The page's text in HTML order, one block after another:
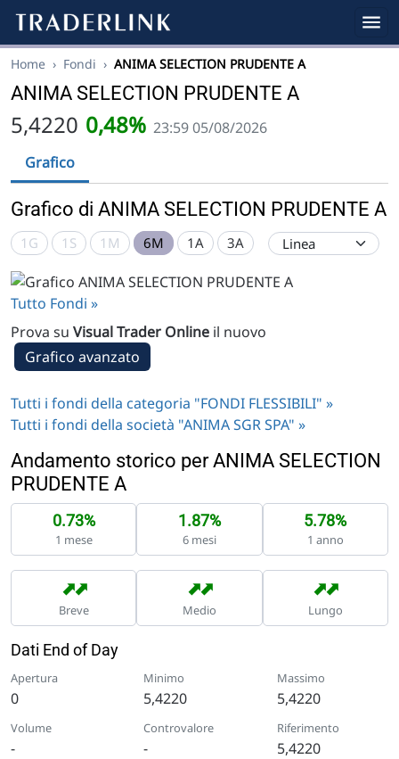
Home › Fondi › ANIMA SELECTION PRUDENTE A
ANIMA SELECTION PRUDENTE A
5,4220 0,48% 23:59 05/08/2026
Grafico
Grafico di ANIMA SELECTION PRUDENTE A
1G 1S 1M 6M 1A 3A
Tutto Fondi »
Prova su Visual Trader Online il nuovo
Grafico avanzato
Tutti i fondi della categoria "FONDI FLESSIBILI" »
Tutti i fondi della società "ANIMA SGR SPA" »
Andamento storico per ANIMA SELECTION
PRUDENTE A
0.73%
1 mese
1.87%
6 mesi
5.78%
1 anno
➡
➡
Breve
➡
➡
Medio
➡
➡
Lungo
Dati End of Day
Apertura
0
Minimo
5,4220
Massimo
5,4220
Volume
-
Controvalore
-
Riferimento
5,4220